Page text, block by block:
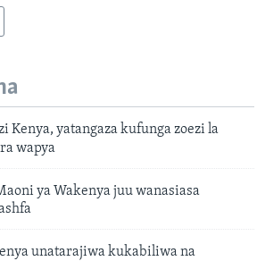
Kenya, yatangaza kufunga zoezi la
wapya
ya Wakenya juu wanasiasa
unatarajiwa kukabiliwa na